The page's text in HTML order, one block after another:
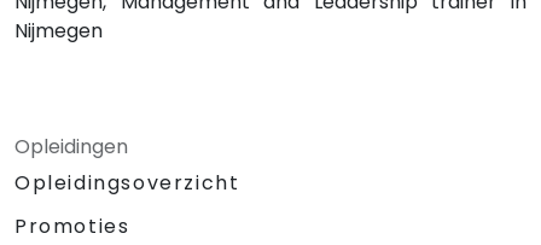
Nijmegen
Opleidingen
Opleidingsoverzicht
Promoties